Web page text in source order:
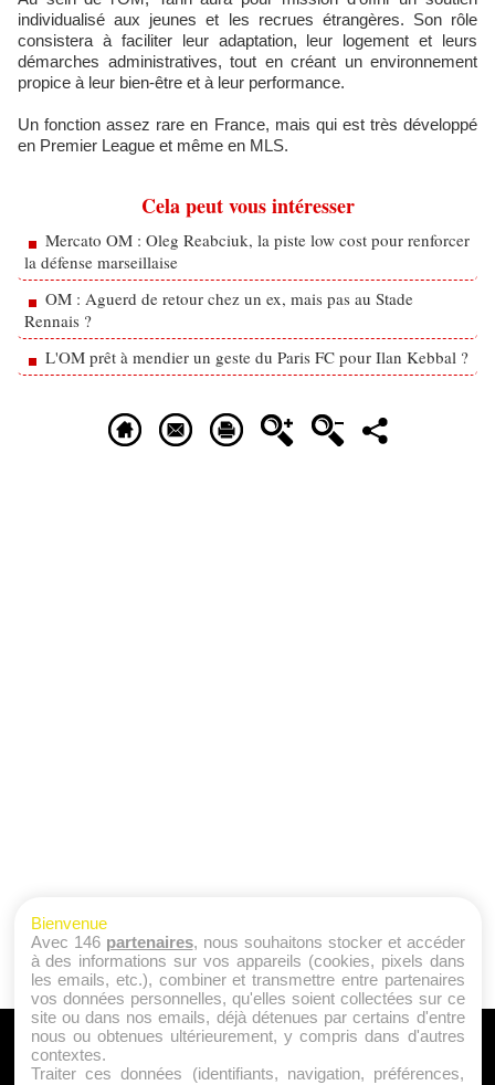
individualisé aux jeunes et les recrues étrangères. Son rôle
consistera à faciliter leur adaptation, leur logement et leurs
démarches administratives, tout en créant un environnement
propice à leur bien-être et à leur performance.
Un fonction assez rare en France, mais qui est très développé
en Premier League et même en MLS.
Cela peut vous intéresser
Mercato OM : Oleg Reabciuk, la piste low cost pour renforcer
la défense marseillaise
OM : Aguerd de retour chez un ex, mais pas au Stade
Rennais ?
L'OM prêt à mendier un geste du Paris FC pour Ilan Kebbal ?
A PROPOS
Qui sommes nous ?
Bienvenue
Avec 146 partenaires, nous souhaitons stocker et accéder
à des informations sur vos appareils (cookies, pixels dans
les emails, etc.), combiner et transmettre entre partenaires
vos données personnelles, qu'elles soient collectées sur ce
site ou dans nos emails, déjà détenues par certains d'entre
nous ou obtenues ultérieurement, y compris dans d'autres
contextes.
Traiter ces données (identifiants, navigation, préférences,